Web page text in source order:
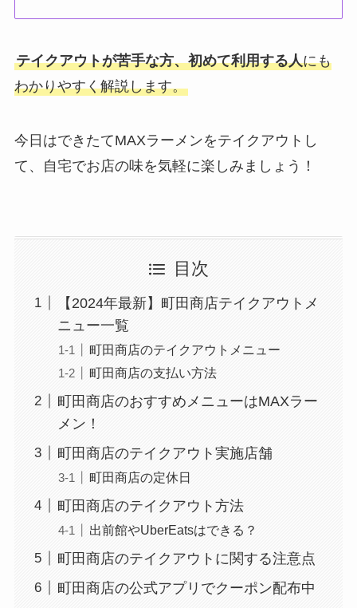
テイクアウトが苦手な方、初めて利用する人にも
わかりやすく解説します。
今日はできたてMAXラーメンをテイクアウトし
て、自宅でお店の味を気軽に楽しみましょう！
目次
【2024年最新】町田商店テイクアウトメ
ニュー一覧
町田商店のテイクアウトメニュー
町田商店の支払い方法
町田商店のおすすめメニューはMAXラー
メン！
町田商店のテイクアウト実施店舗
町田商店の定休日
町田商店のテイクアウト方法
出前館やUberEatsはできる？
町田商店のテイクアウトに関する注意点
町田商店の公式アプリでクーポン配布中